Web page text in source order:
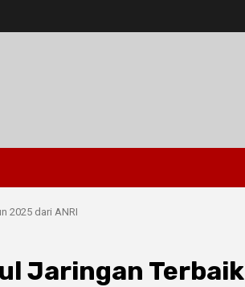
2025 dari ANRI
Jaringan Terbaik